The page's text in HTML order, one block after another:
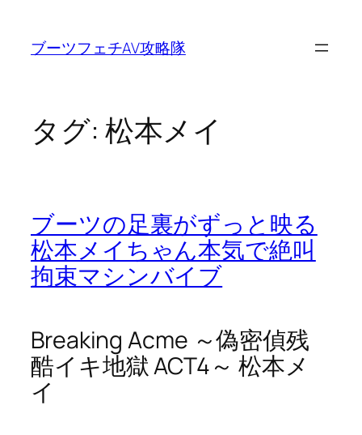
ブーツフェチAV攻略隊
タグ: 松本メイ
ブーツの足裏がずっと映る
松本メイちゃん本気で絶叫
拘束マシンバイブ
Breaking Acme ～偽密偵残
酷イキ地獄 ACT4～ 松本メ
イ